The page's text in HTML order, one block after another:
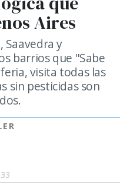
Aires
Saavedra y
barrios que "Sabe
visita todas las
sin pesticidas son